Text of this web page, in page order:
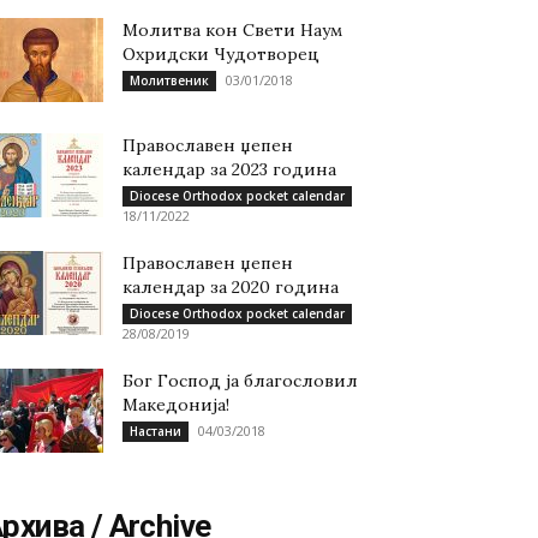
Молитва кон Свети Наум
Охридски Чудотворец
Молитвеник 03/01/2018
Православен џепен
календар за 2023 година
Diocese Orthodox pocket calendar
18/11/2022
Православен џепен
календар за 2020 година
Diocese Orthodox pocket calendar
28/08/2019
Бог Господ ја благословил
Македонија!
Настани 04/03/2018
/ Archive